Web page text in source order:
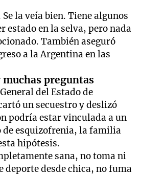
la veía bien. Tiene algunos
estado en la selva, pero nada
También aseguró
a la Argentina en las
preguntas
del Estado de
un secuestro y deslizó
podría estar vinculada a un
de esquizofrenia, la familia
hipótesis.
sana, no toma ni
deporte desde chica, no fuma